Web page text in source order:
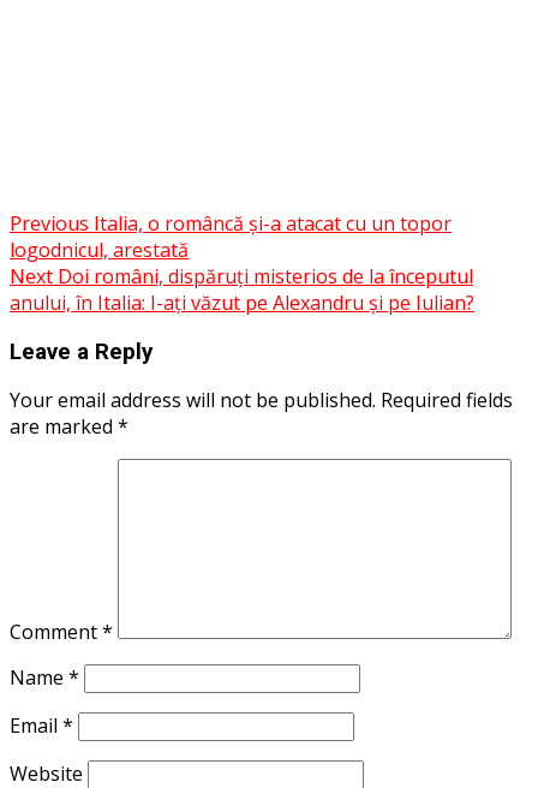
Share
Post
navigation
Previous Italia, o româncă și-a atacat cu un topor
logodnicul, arestată
Next Doi români, dispăruți misterios de la începutul
anului, în Italia: I-ați văzut pe Alexandru și pe Iulian?
Leave a Reply
Your email address will not be published. Required fields
are marked *
Comment*
Name *
Email *
Website